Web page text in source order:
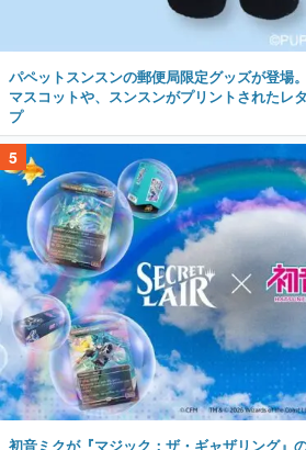
パペットスンスンの郵便局限定グッズが登場
マスコットや、スンスンがプリントされたレ
プ
5
初音ミクが『マジック：ザ・ギャザリング』